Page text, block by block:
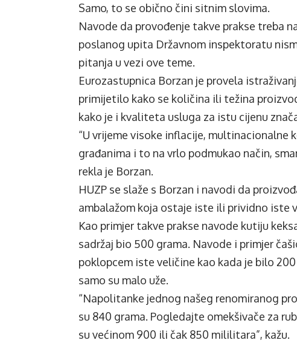
Samo, to se obično čini sitnim slovima.
Navode da provođenje takve prakse treba
poslanog upita Državnom inspektoratu
pitanja u vezi ove teme.
Eurozastupnica Borzan je provela
primijetilo kako se količina ili težina
kako je i kvaliteta usluga za istu cijenu
“U vrijeme visoke inflacije, multinacionalne
građanima i to na vrlo podmukao način,
rekla je Borzan.
HUZP se slaže s Borzan i navodi da
ambalažom koja ostaje iste ili prividno iste
Kao primjer takve prakse navode kutiju
sadržaj bio 500 grama. Navode i primjer
poklopcem iste veličine kao kada je bilo
samo su malo uže.
“Napolitanke jednog našeg renomiranog
su 840 grama. Pogledajte omekšivače za
su većinom 900 ili čak 850 mililitara”, kažu.